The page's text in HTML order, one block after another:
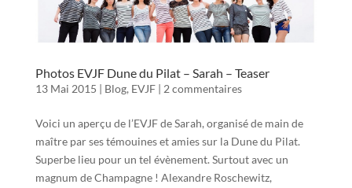
Photos EVJF Dune du Pilat – Sarah – Teaser
13 Mai 2015 | Blog, EVJF| 2 commentaires
Voici un aperçu de l’EVJF de Sarah, organisé de main de
maître par ses témouines et amies sur la Dune du Pilat.
Superbe lieu pour un tel évènement. Surtout avec un
magnum de Champagne ! Alexandre Roschewitz,